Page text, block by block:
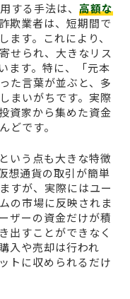
る手法は、 高額な
欺業者は、短期間で
す。これにより、
せられ、大きなリス
ます。特に、「元本
た言葉が並ぶと、多
まいがちです。実際
資家から集めた資金
どです。
いう点も大きな特徴
想通貨の取引が簡単
すが、実際にはユー
の市場に反映されま
ザーの資金だけが積
出すことができなく
入や売却は行われ
トに収められるだけ